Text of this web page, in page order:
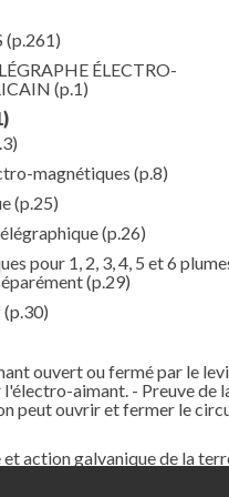
(p.261)
ÉLECTRO-
(p.1)
magnétiques (p.8)
(p.25)
(p.26)
pour 1, 2, 3, 4, 5 et 6
(p.29)
(p.30)
ouvert ou fermé par le
aimant. - Preuve de
peut ouvrir et fermer le
action galvanique de la